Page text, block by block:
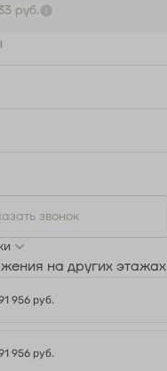
руб.
звонок
на других этажах
956 руб.
956 руб.